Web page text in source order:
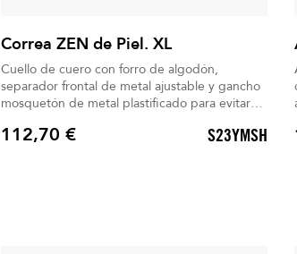
Correa ZEN de Piel. XL
Cuello de cuero con forro de algodón,
separador frontal de metal ajustable y gancho
mosquetón de metal plastificado para evitar
Precio
112,70 € S23YMSH